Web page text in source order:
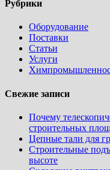
Рубрики
Оборудование
Поставки
Статьи
Услуги
Свежие записи
Почему
строительных
Цепные тали для
Строительные
высоте